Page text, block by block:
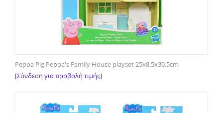
Peppa Pig Peppa's Family House playset 25x8.5x30.5cm
[Σύνδεση για προβολή τιμής]